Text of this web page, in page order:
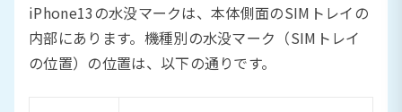
iPhone13の水没マークは、本体側面のSIMトレイの
内部にあります。機種別の水没マーク（SIMトレイ
の位置）の位置は、以下の通りです。